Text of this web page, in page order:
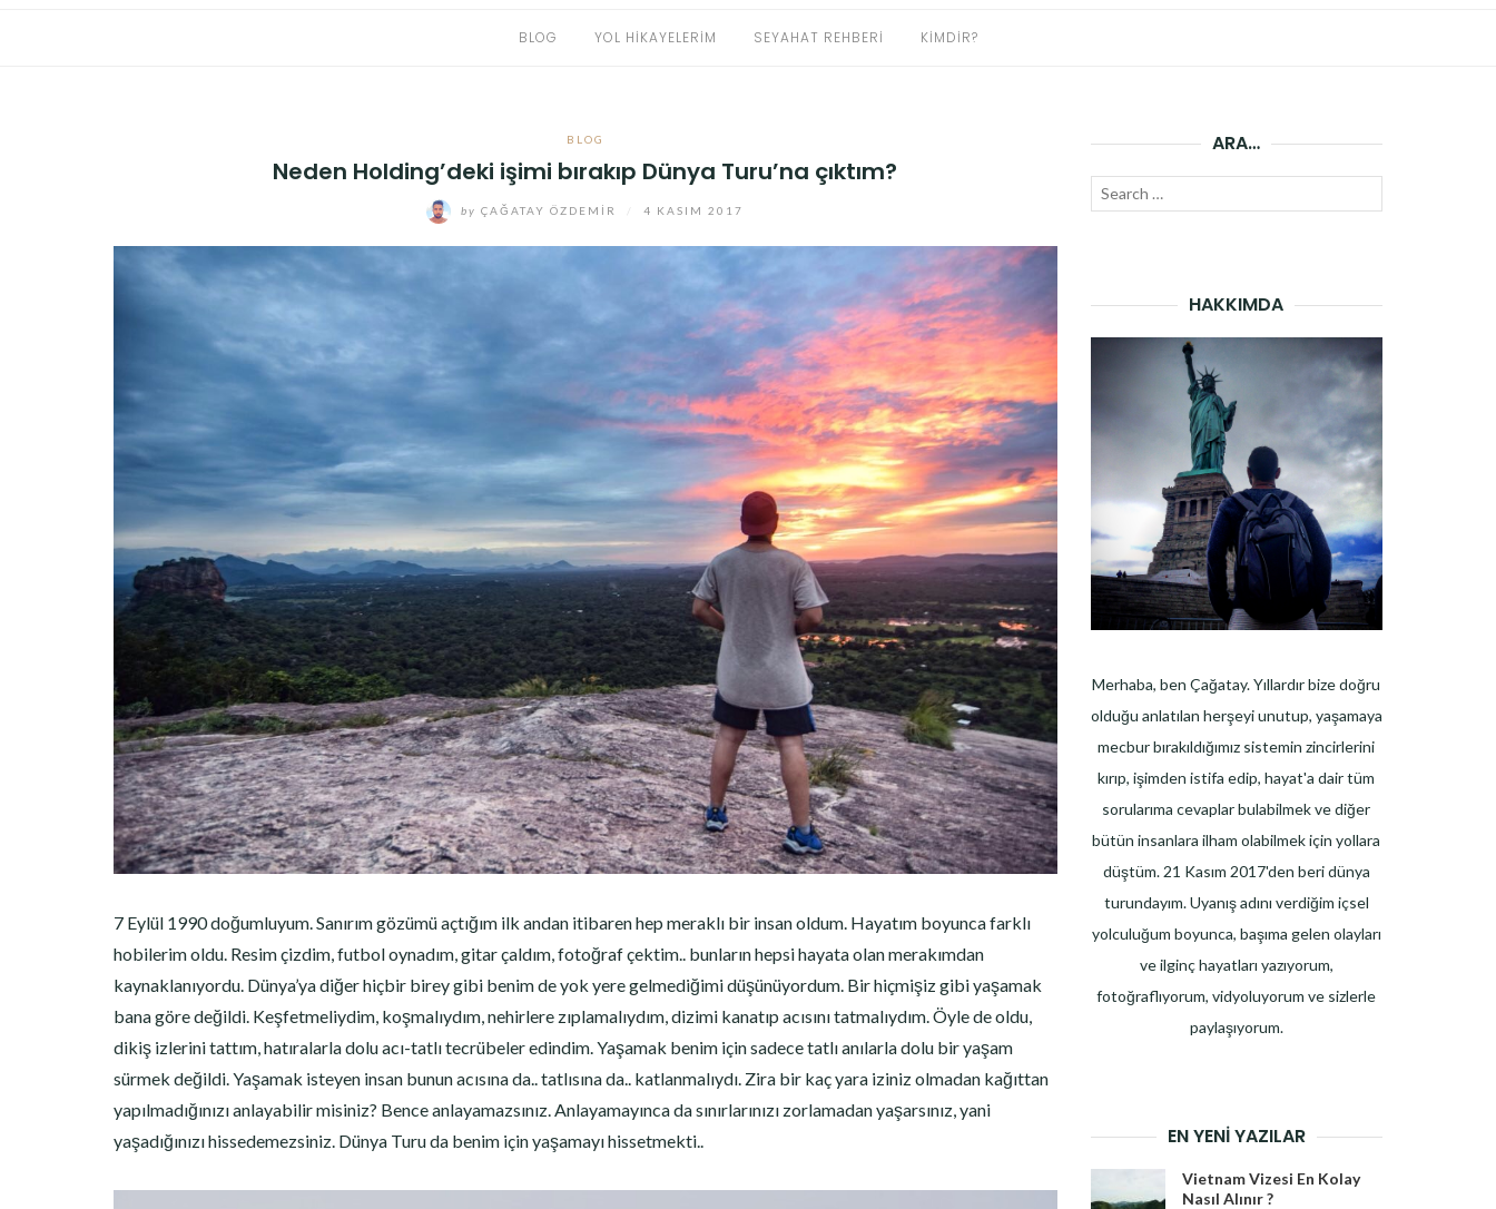
BLOG YOL HIKAYELERIM SEYAHAT REHBERI KIMDIR?
BLOG
Neden Holding’deki işimi bırakıp Dünya Turu’na çıktım?
by ÇAĞATAY ÖZDEMIR 4 KASIM 2017
7 Eylül 1990 doğumluyum. Sanırım gözümü açtığım ilk andan itibaren hep meraklı bir insan oldum. Hayatım boyunca farklı
hobilerim oldu. Resim çizdim, futbol oynadım, gitar çaldım, fotoğraf çektim.. bunların hepsi hayata olan merakımdan
kaynaklanıyordu. Dünya’ya diğer hiçbir birey gibi benim de yok yere gelmediğimi düşünüyordum. Bir hiçmişiz gibi yaşamak
bana göre değildi. Keşfetmeliydim, koşmalıydım, nehirlere zıplamalıydım, dizimi kanatıp acısını tatmalıydım. Öyle de oldu,
dikiş izlerini tattım, hatıralarla dolu acı-tatlı tecrübeler edindim. Yaşamak benim için sadece tatlı anılarla dolu bir yaşam
sürmek değildi. Yaşamak isteyen insan bunun acısına da.. tatlısına da.. katlanmalıydı. Zira bir kaç yara iziniz olmadan kağıttan
yapılmadığınızı anlayabilir misiniz? Bence anlayamazsınız. Anlayamayınca da sınırlarınızı zorlamadan yaşarsınız, yani
yaşadığınızı hissedemezsiniz. Dünya Turu da benim için yaşamayı hissetmekti..
ARA…
Search
HAKKIMDA
Merhaba, ben Çağatay. Yıllardır bize doğru
olduğu anlatılan herşeyi unutup, yaşamaya
mecbur bırakıldığımız sistemin zincirlerini
kırıp, işimden istifa edip, hayat'a dair tüm
sorularıma cevaplar bulabilmek ve diğer
bütün insanlara ilham olabilmek için yollara
düştüm. 21 Kasım 2017'den beri dünya
turundayım. Uyanış adını verdiğim içsel
yolculuğum boyunca, başıma gelen olayları
ve ilginç hayatları yazıyorum,
fotoğraflıyorum, vidyoluyorum ve sizlerle
paylaşıyorum.
EN YENI YAZILAR
Vietnam Vizesi En Kolay
Nasıl Alınır ?